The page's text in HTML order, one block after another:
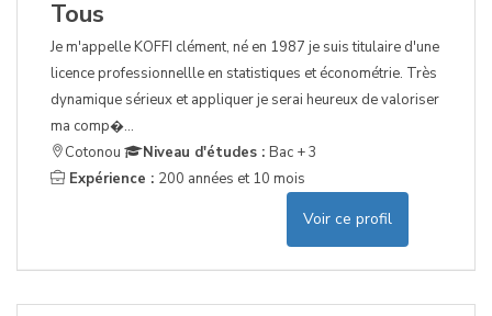
Tous
Je m'appelle KOFFI clément, né en 1987 je suis titulaire d'une
licence professionnellle en statistiques et économétrie. Très
dynamique sérieux et appliquer je serai heureux de valoriser
ma comp�...
Cotonou
Niveau d'études : Bac + 3
Expérience : 200 années et 10 mois
Voir ce profil